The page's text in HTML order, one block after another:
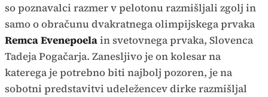
so poznavalci razmer v pelotonu razmišljali zgolj in
samo o obračunu dvakratnega olimpijskega prvaka
Remca Evenepoelain svetovnega prvaka, Slovenca
Tadeja Pogačarja. Zanesljivo je on kolesar na
katerega je potrebno biti najbolj pozoren, je na
sobotni predstavitvi udeležencev dirke razmišljal